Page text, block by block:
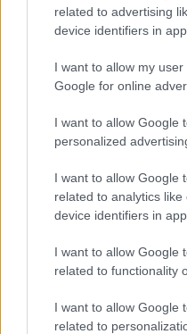
related to advertising
device identifiers in
I want to allow my
Google for online
I want to allow Google
personalized
I want to allow Google
related to analytics
device identifiers in
I want to allow Google
related to functionality
I want to allow Google
related to
Ominaisuudet
Tuki
Yhteistyöt
LISÄPALVELUT
Ostolaskut